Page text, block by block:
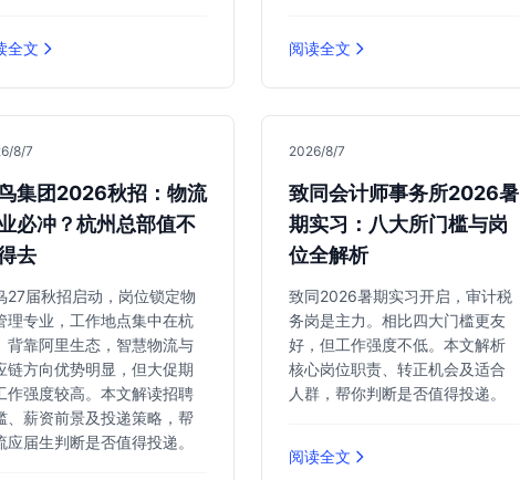
全文 阅读全文
8/7
集团2026秋招：物流
必冲？杭州总部值不
去
27届秋招启动，岗位锁定物
理专业，工作地点集中在杭
背靠阿里生态，智慧物流与
链方向优势明显，但大促期
作强度较高。本文解读招聘
、薪资前景及投递策略，帮
应届生判断是否值得投递。
2026/8/7
致同会计师事务所2026暑
期实习：八大所门槛与岗
位全解析
致同2026暑期实习开启，审计税
务岗是主力。相比四大门槛更友
好，但工作强度不低。本文解析
核心岗位职责、转正机会及适合
人群，帮你判断是否值得投递。
阅读全文